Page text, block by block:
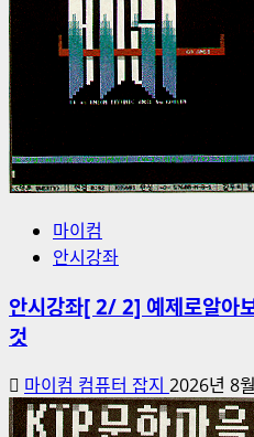
마이컴
안시강좌
안시강좌[ 2/ 2] 예제로알아
것
마이컴 컴퓨터 잡지 2026년 8